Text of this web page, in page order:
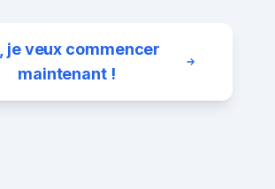
je veux commencer
maintenant !